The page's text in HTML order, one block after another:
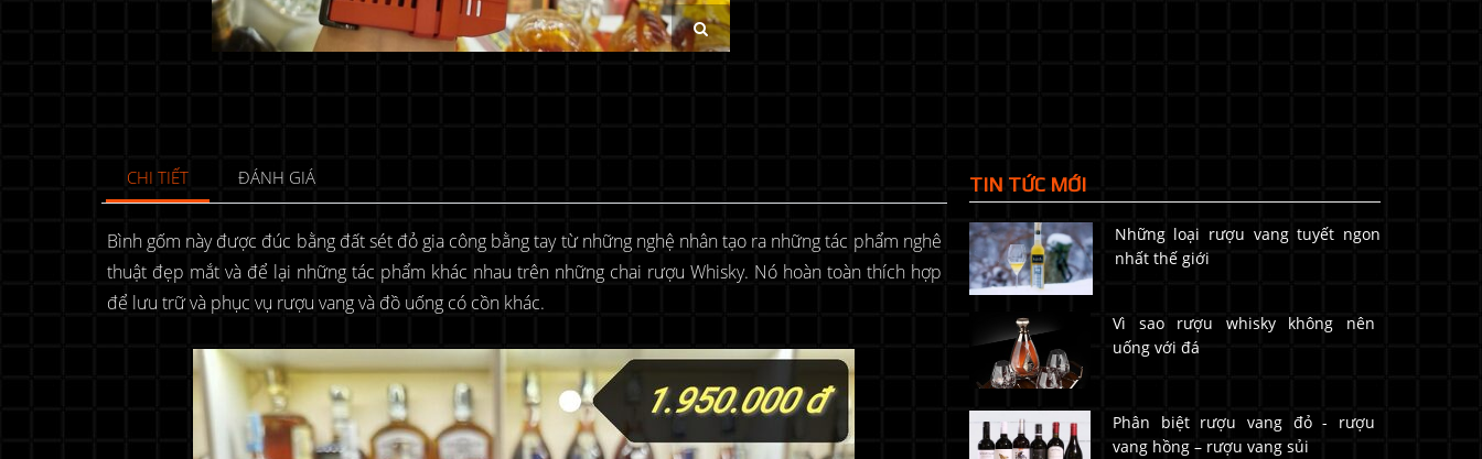
CHI TIẾT ĐÁNH GIÁ
Bình gốm này được đúc bằng đất sét đỏ gia công bằng tay từ những nghệ nhân tạo ra những tác phẩm nghê
thuật đẹp mắt và để lại những tác phẩm khác nhau trên những chai rượu Whisky. Nó hoàn toàn thích hợp
để lưu trữ và phục vụ rượu vang và đồ uống có cồn khác.
TIN TỨC MỚI
Những loại rượu vang tuyết ngon
nhất thế giới
Vì sao rượu whisky không nên
uống với đá
Phân biệt rượu vang đỏ - rượu
vang hồng – rượu vang sủi